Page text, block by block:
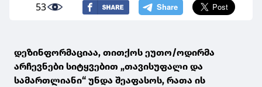
53
დეზინფორმაციაა, თითქოს ეუთო/ოდირმა
არჩევნები სიტყვებით „თავისუფალი და
სამართლიანი“ უნდა შეაფასოს, რათა ის